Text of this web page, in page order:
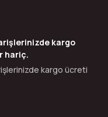
kargo
hariç.
kargo ücreti